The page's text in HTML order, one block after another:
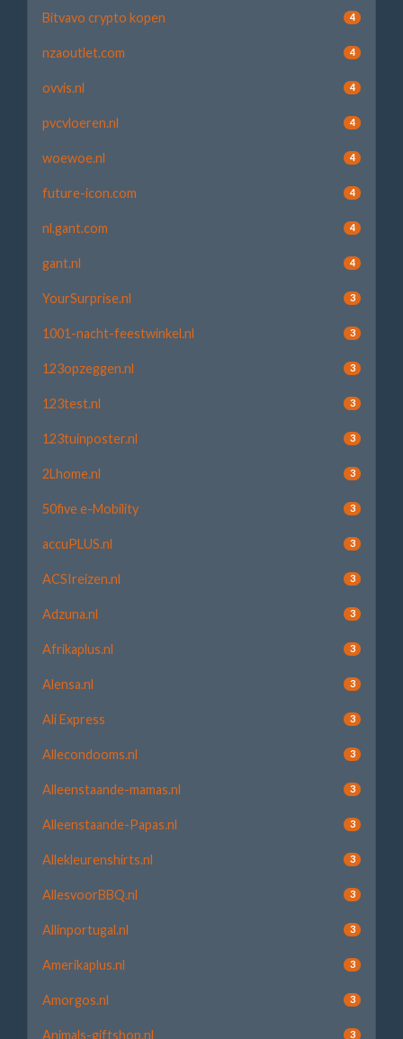
Bitvavo crypto kopen 4
nzaoutlet.com 4
ovvis.nl 4
pvcvloeren.nl 4
woewoe.nl 4
future-icon.com 4
nl.gant.com 4
gant.nl 4
YourSurprise.nl 3
1001-nacht-feestwinkel.nl 3
123opzeggen.nl 3
123test.nl 3
123tuinposter.nl 3
2Lhome.nl 3
50five e-Mobility 3
accuPLUS.nl 3
ACSIreizen.nl 3
Adzuna.nl 3
Afrikaplus.nl 3
Alensa.nl 3
Ali Express 3
Allecondooms.nl 3
Alleenstaande-mamas.nl 3
Alleenstaande-Papas.nl 3
Allekleurenshirts.nl 3
AllesvoorBBQ.nl 3
Allinportugal.nl 3
Amerikaplus.nl 3
Amorgos.nl 3
Animals-giftshop.nl 3